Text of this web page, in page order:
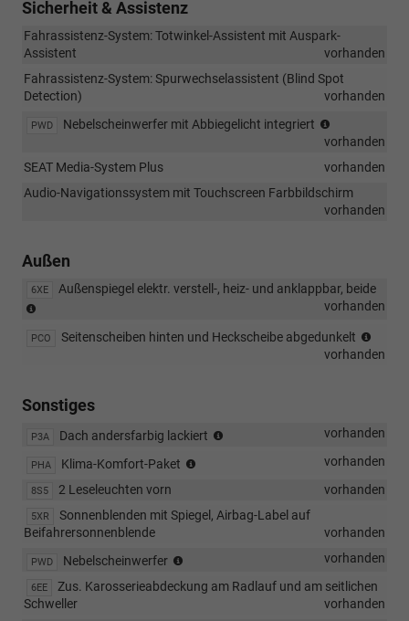
Datenbuchse(n)
Sicherheit & Assistenz
Fahrassistenz-System: Totwinkel-Assistent mit Auspark-
Assistent
vorhanden
Fahrassistenz-System: Spurwechselassistent (Blind Spot
Detection)
vorhanden
PWD Nebelscheinwerfer mit Abbiegelicht integriert
vorhanden
SEAT Media-System Plus
vorhanden
Audio-Navigationssystem mit Touchscreen Farbbildschirm
vorhanden
Außen
6XE
Außenspiegel elektr. verstell-, heiz- und anklappbar, beide
anklappbar
vorhanden
PCO Seitenscheiben hinten und Heckscheibe abgedunkelt
vorhanden
Sonstiges
P3A Dach andersfarbig lackiert vorhanden
PHA Klima-Komfort-Paket vorhanden
8S5 2 Leseleuchten vorn vorhanden
5XR
Sonnenblenden mit Spiegel, Airbag-Label auf
Beifahrersonnenblende
vorhanden
PWD Nebelscheinwerfer vorhanden
6EE
Zus. Karosserieabdeckung am Radlauf und am seitlichen
Schweller
vorhanden